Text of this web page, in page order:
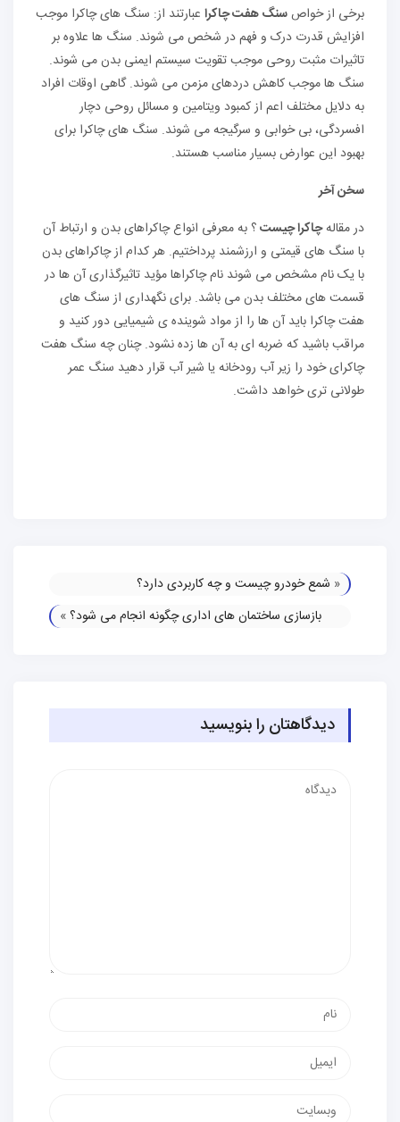
برخی از خواصسنگ هفت چاکرا عبارتند از: سنگ های چاکرا موجب
افزایش قدرت درک و فهم در شخص می شوند. سنگ ها علاوه بر
تاثیرات مثبت روحی موجب تقویت سیستم ایمنی بدن می شوند.
سنگ ها موجب کاهش دردهای مزمن می شوند. گاهی اوقات افراد
به دلایل مختلف اعم از کمبود ویتامین و مسائل روحی دچار
افسردگی، بی خوابی و سرگیجه می شوند. سنگ های چاکرا برای
بهبود این عوارض بسیار مناسب هستند.
سخن آخر
در مقالهچاکرا چیست؟ به معرفی انواع چاکراهای بدن و ارتباط آن
با سنگ های قیمتی و ارزشمند پرداختیم. هر کدام از چاکراهای بدن
با یک نام مشخص می شوند نام چاکراها مؤید تاثیرگذاری آن ها در
قسمت های مختلف بدن می باشد. برای نگهداری از سنگ های
هفت چاکرا باید آن ها را از مواد شوینده ی شیمیایی دور کنید و
مراقب باشید که ضربه ای به آن ها زده نشود. چنان چه سنگ هفت
چاکرای خود را زیر آب رودخانه یا شیر آب قرار دهید سنگ عمر
طولانی تری خواهد داشت.
« شمع خودرو چیست و چه کاربردی دارد؟
بازسازی ساختمان های اداری چگونه انجام می شود؟»
دیدگاهتان را بنویسید